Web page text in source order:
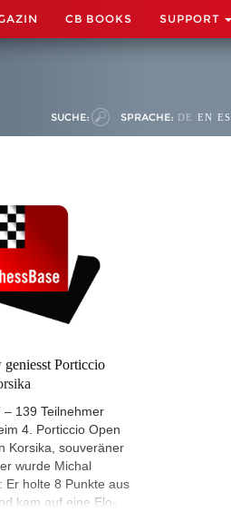
CB BOOKS SUPPORT
SUCHE: SPRACHE: DE EN ES
Porticcio
– 139 Teilnehmer
4. Porticcio Open
Korsika, souveräner
wurde Michal
Er holte 8 Punkte aus
kam auf eine Elo-